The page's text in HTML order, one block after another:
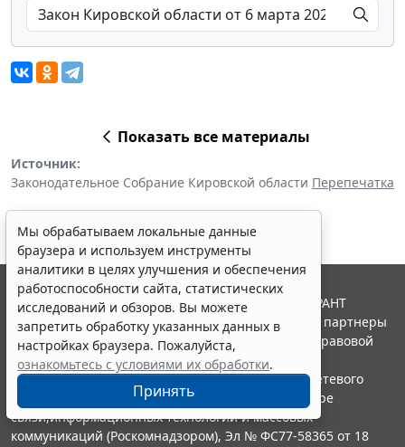
Показать все материалы
Источник:
Законодательное Собрание Кировской области Перепечатка
Мы обрабатываем локальные данные
браузера и используем инструменты
аналитики в целях улучшения и обеспечения
работоспособности сайта, статистических
исследований и обзоров. Вы можете
запретить обработку указанных данных в
настройках браузера. Пожалуйста,
ознакомьтесь с условиями их обработки.
Принять
© ООО "НПП "ГАРАНТ-СЕРВИС", 2026. Система ГАРАНТ
выпускается с 1990 года. Компания "Гарант" и ее партнеры
являются участниками Российской ассоциации правовой
информации ГАРАНТ.
Портал ГАРАНТ.РУ зарегистрирован в качестве сетевого
издания Федеральной службой по надзору в сфере
связи,информационных технологий и массовых
коммуникаций (Роскомнадзором), Эл № ФС77-58365 от 18